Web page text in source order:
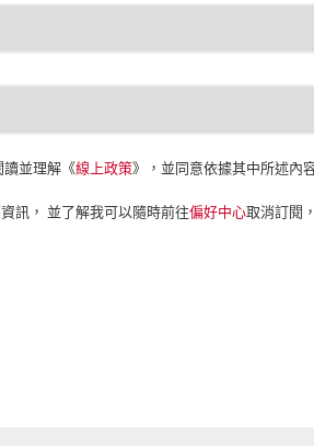
並理解《線上政策》，並同意依據其中所述內
訊， 並了解我可以隨時前往偏好中心取消訂閱